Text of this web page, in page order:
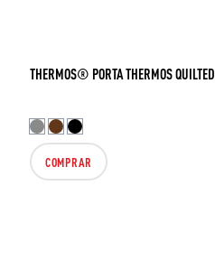
THERMOS® PORTA THERMOS QUILTED
COMPRAR